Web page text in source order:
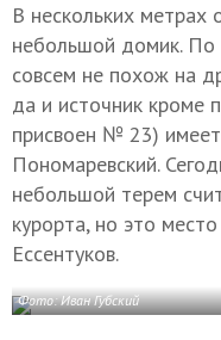
В нескольких метрах
небольшой домик. По
совсем не похож на
да и источник кроме
присвоен № 23)
Пономаревский.
небольшой терем
курорта, но это
Ессентуков.
Фото: Иван Губский